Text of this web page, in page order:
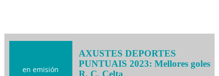
en emisión
AXUSTES DEPORTES
PUNTUAIS 2023: Mellores goles
R. C. Celta